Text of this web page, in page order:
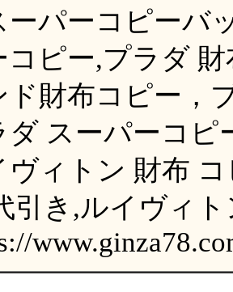
ーパーコピーバ
コピー,プラダ
ド財布コピー，
ダ スーパーコピ
ヴィトン 財布
引き,ルイヴィ